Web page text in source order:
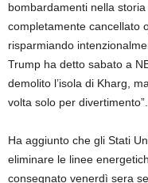
bombardamenti nella
completamente cancellato
risparmiando
Trump ha detto sabato a
demolito l’isola di Kharg,
volta solo per divertimento”.
Ha aggiunto che gli Stati
eliminare le linee
consegnato venerdì sera